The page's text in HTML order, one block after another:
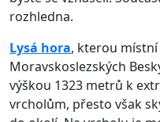
rozhledna.
Lysá hora, kterou
Moravskoslezských
výškou 1323 metrů k
vrcholům, přesto však